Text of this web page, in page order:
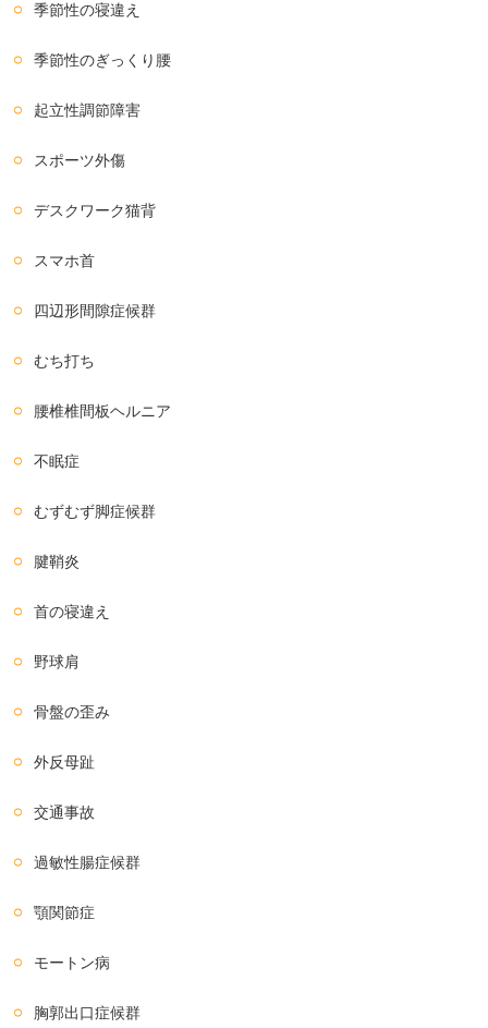
季節性の寝違え
季節性のぎっくり腰
起立性調節障害
スポーツ外傷
デスクワーク猫背
スマホ首
四辺形間隙症候群
むち打ち
腰椎椎間板ヘルニア
不眠症
むずむず脚症候群
腱鞘炎
首の寝違え
野球肩
骨盤の歪み
外反母趾
交通事故
過敏性腸症候群
顎関節症
モートン病
胸郭出口症候群